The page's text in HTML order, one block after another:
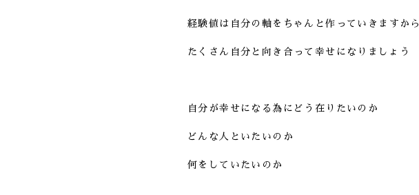
経験値は自分の軸をちゃんと作っていきますから
たくさん自分と向き合って幸せになりましょう
自分が幸せになる為にどう在りたいのか
どんな人といたいのか
何をしていたいのか